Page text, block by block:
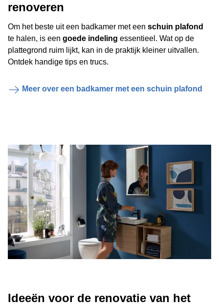
renoveren
Om het beste uit een badkamer met een schuin plafond
te halen, is een goede indeling essentieel. Wat op de
plattegrond ruim lijkt, kan in de praktijk kleiner uitvallen.
Ontdek handige tips en trucs.
Meer over een badkamer met een schuin plafond
Ideeën voor de renovatie van het